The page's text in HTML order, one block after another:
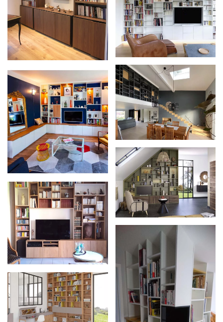
Zoom
Zoom
Zoom
Zoom
Zoom
Zoom